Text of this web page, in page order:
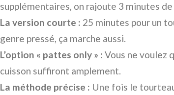
supplémentaires, on rajoute 3 minutes de
La version courte : 25 minutes pour un
genre pressé, ça marche aussi.
L’option « pattes only » : Vous ne voulez
cuisson suffiront amplement.
La méthode précise : Une fois le